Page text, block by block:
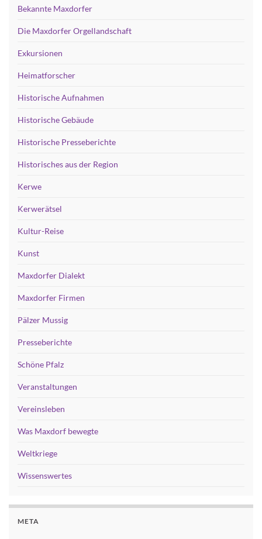
Bekannte Maxdorfer
Die Maxdorfer Orgellandschaft
Exkursionen
Heimatforscher
Historische Aufnahmen
Historische Gebäude
Historische Presseberichte
Historisches aus der Region
Kerwe
Kerwerätsel
Kultur-Reise
Kunst
Maxdorfer Dialekt
Maxdorfer Firmen
Pälzer Mussig
Presseberichte
Schöne Pfalz
Veranstaltungen
Vereinsleben
Was Maxdorf bewegte
Weltkriege
Wissenswertes
META